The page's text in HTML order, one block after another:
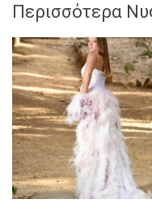
Περισσότερα